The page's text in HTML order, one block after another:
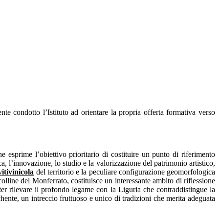
condotto l’Istituto ad orientare la propria offerta formativa verso
esprime l’obiettivo prioritario di costituire un punto di riferimento
l’innovazione, lo studio e la valorizzazione del patrimonio artistico,
del territorio e la peculiare configurazione geomorfologica
del Monferrato, costituisce un interessante ambito di riflessione
rilevare il profondo legame con la Liguria che contraddistingue la
un intreccio fruttuoso e unico di tradizioni che merita adeguata